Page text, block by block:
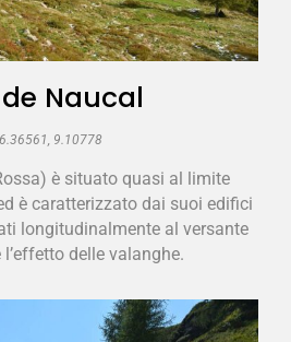
Naucal
9.10778
è situato quasi al limite
è caratterizzato dai suoi edifici
longitudinalmente al versante
delle valanghe.